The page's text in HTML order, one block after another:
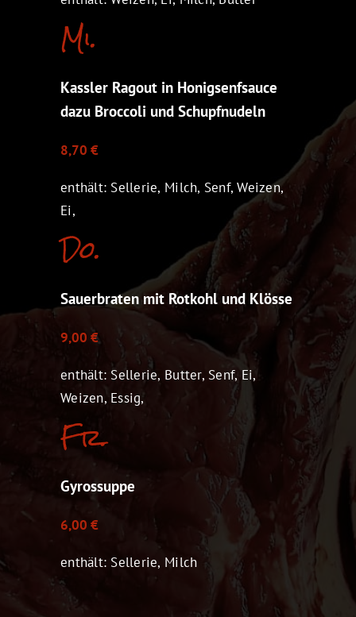
Mi.
Kassler Ragout in Honigsenfsauce
dazu Broccoli und Schupfnudeln
8,70 €
enthält: Sellerie, Milch, Senf, Weizen,
Ei,
Do.
Sauerbraten mit Rotkohl und Klösse
9,00 €
enthält: Sellerie, Butter, Senf, Ei,
Weizen, Essig,
Fr.
Gyrossuppe
6,00 €
enthält: Sellerie, Milch